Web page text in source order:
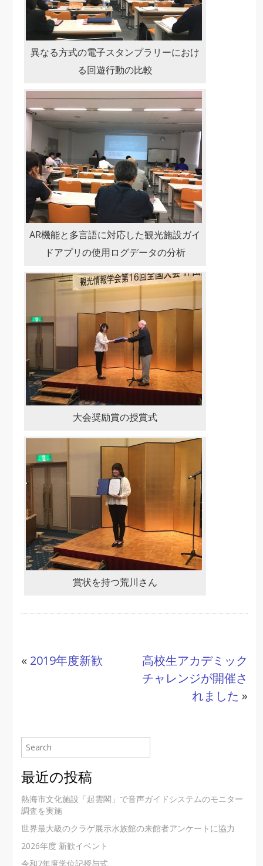
異なる方式の電子スタンプラリーにおけ
る回遊行動の比較
AR機能と多言語に対応した観光施設ガイ
ドアプリの使用ログデータの分析
大会奨励賞の授賞式
賞状を持つ荒川さん
« 2019年度新歓
高校生アカデミック
チャレンジが開催さ
れました »
最近の投稿
熱海市文化施設「起雲閣」で音声ガイドシステムのモニター
調査を実施
世界最大級のクラゲ展示水族館の来館者アンケートに協力
2026年度 新歓イベント
令和7年度学位記授与式